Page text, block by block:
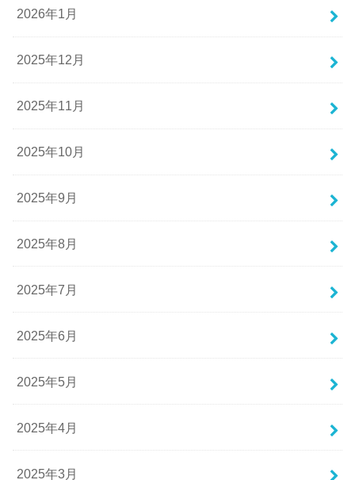
2026年1月
2025年12月
2025年11月
2025年10月
2025年9月
2025年8月
2025年7月
2025年6月
2025年5月
2025年4月
2025年3月